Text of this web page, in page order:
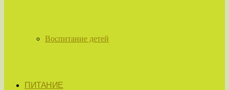
Воспитание детей
ПИТАНИЕ